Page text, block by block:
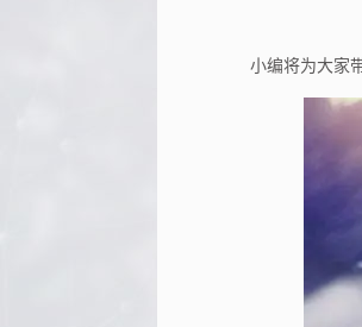
小编将为大家带